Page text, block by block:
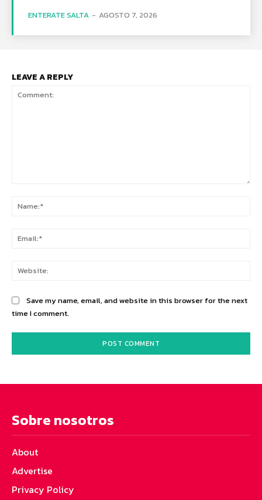
ENTERATE SALTA - AGOSTO 7, 2026
LEAVE A REPLY
Save my name, email, and website in this browser for the next
time I comment.
Sobre nosotros
About
Advertise
Privacy Policy